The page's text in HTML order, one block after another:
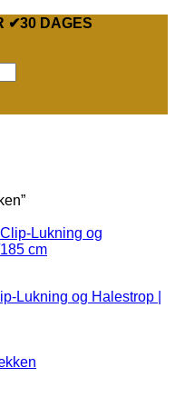
✔30 DAGES
Lukning og Halestrop |